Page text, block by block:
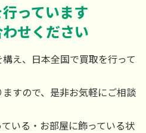
っています
せください
え、日本全国で買取を行って
すので、是非お気軽にご相談
いる・お部屋に飾っている状